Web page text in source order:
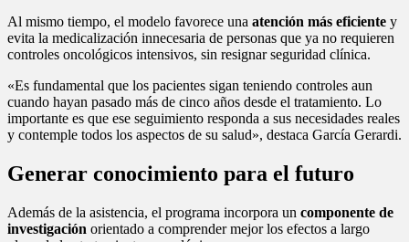
Al mismo tiempo, el modelo favorece una atención más eficiente y
evita la medicalización innecesaria de personas que ya no requieren
controles oncológicos intensivos, sin resignar seguridad clínica.
«Es fundamental que los pacientes sigan teniendo controles aun
cuando hayan pasado más de cinco años desde el tratamiento. Lo
importante es que ese seguimiento responda a sus necesidades reales
y contemple todos los aspectos de su salud», destaca García Gerardi.
Generar conocimiento para el futuro
Además de la asistencia, el programa incorpora un componente de
investigación orientado a comprender mejor los efectos a largo